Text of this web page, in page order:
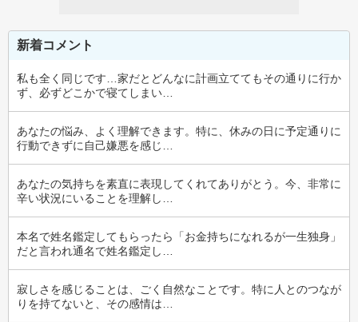
新着コメント
私も全く同じです…家だとどんなに計画立ててもその通りに行か
ず、必ずどこかで寝てしまい…
あなたの悩み、よく理解できます。特に、休みの日に予定通りに
行動できずに自己嫌悪を感じ…
あなたの気持ちを素直に表現してくれてありがとう。今、非常に
辛い状況にいることを理解し…
本名で姓名鑑定してもらったら「お金持ちになれるが一生独身」
だと言われ通名で姓名鑑定し…
寂しさを感じることは、ごく自然なことです。特に人とのつなが
りを持てないと、その感情は…